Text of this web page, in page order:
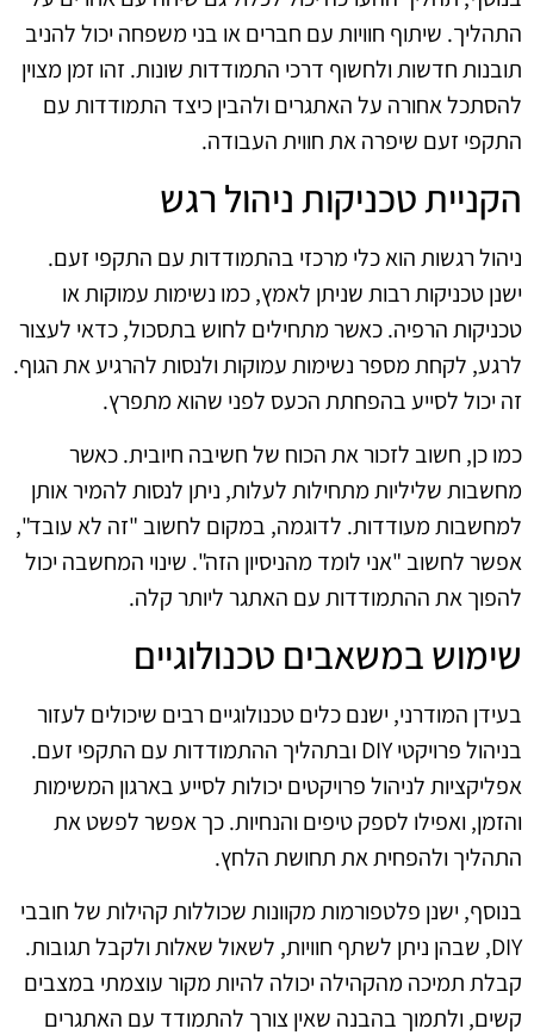
התהליך. שיתוף חוויות עם חברים או בני משפחה יכול להניב
תובנות חדשות ולחשוף דרכי התמודדות שונות. זהו זמן מצוין
להסתכל אחורה על האתגרים ולהבין כיצד התמודדות עם
התקפי זעם שיפרה את חווית העבודה.
הקניית טכניקות ניהול רגש
ניהול רגשות הוא כלי מרכזי בהתמודדות עם התקפי זעם.
ישנן טכניקות רבות שניתן לאמץ, כמו נשימות עמוקות או
טכניקות הרפיה. כאשר מתחילים לחוש בתסכול, כדאי לעצור
לרגע, לקחת מספר נשימות עמוקות ולנסות להרגיע את הגוף.
זה יכול לסייע בהפחתת הכעס לפני שהוא מתפרץ.
כמו כן, חשוב לזכור את הכוח של חשיבה חיובית. כאשר
מחשבות שליליות מתחילות לעלות, ניתן לנסות להמיר אותן
למחשבות מעודדות. לדוגמה, במקום לחשוב "זה לא עובד",
אפשר לחשוב "אני לומד מהניסיון הזה". שינוי המחשבה יכול
להפוך את ההתמודדות עם האתגר ליותר קלה.
שימוש במשאבים טכנולוגיים
בעידן המודרני, ישנם כלים טכנולוגיים רבים שיכולים לעזור
בניהול פרויקטי DIY ובתהליך ההתמודדות עם התקפי זעם.
אפליקציות לניהול פרויקטים יכולות לסייע בארגון המשימות
והזמן, ואפילו לספק טיפים והנחיות. כך אפשר לפשט את
התהליך ולהפחית את תחושת הלחץ.
בנוסף, ישנן פלטפורמות מקוונות שכוללות קהילות של חובבי
DIY, שבהן ניתן לשתף חוויות, לשאול שאלות ולקבל תגובות.
קבלת תמיכה מהקהילה יכולה להיות מקור עוצמתי במצבים
קשים, ולתמוך בהבנה שאין צורך להתמודד עם האתגרים